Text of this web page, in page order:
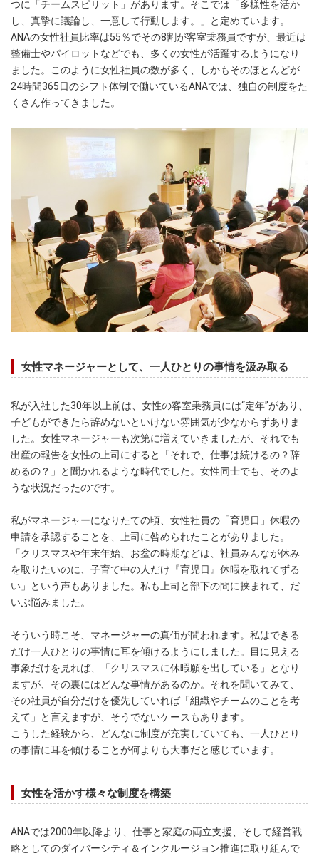
つに「チームスピリット」があります。そこでは「多様性を活か
し、真摯に議論し、一意して行動します。」と定めています。
ANAの女性社員比率は55％でその8割が客室乗務員ですが、最近は
整備士やパイロットなどでも、多くの女性が活躍するようになり
ました。このように女性社員の数が多く、しかもそのほとんどが
24時間365日のシフト体制で働いているANAでは、独自の制度をた
くさん作ってきました。
女性マネージャーとして、一人ひとりの事情を汲み取る
私が入社した30年以上前は、女性の客室乗務員には“定年”があり、
子どもができたら辞めないといけない雰囲気が少なからずありま
した。女性マネージャーも次第に増えていきましたが、それでも
出産の報告を女性の上司にすると「それで、仕事は続けるの？辞
めるの？」と聞かれるような時代でした。女性同士でも、そのよ
うな状況だったのです。
私がマネージャーになりたての頃、女性社員の「育児日」休暇の
申請を承認することを、上司に咎められたことがありました。
「クリスマスや年末年始、お盆の時期などは、社員みんなが休み
を取りたいのに、子育て中の人だけ『育児日』休暇を取れてずる
い」という声もありました。私も上司と部下の間に挟まれて、だ
いぶ悩みました。
そういう時こそ、マネージャーの真価が問われます。私はできる
だけ一人ひとりの事情に耳を傾けるようにしました。目に見える
事象だけを見れば、「クリスマスに休暇願を出している」となり
ますが、その裏にはどんな事情があるのか。それを聞いてみて、
その社員が自分だけを優先していれば「組織やチームのことを考
えて」と言えますが、そうでないケースもあります。
こうした経験から、どんなに制度が充実していても、一人ひとり
の事情に耳を傾けることが何よりも大事だと感じています。
女性を活かす様々な制度を構築
ANAでは2000年以降より、仕事と家庭の両立支援、そして経営戦
略としてのダイバーシティ＆インクルージョン推進に取り組んで